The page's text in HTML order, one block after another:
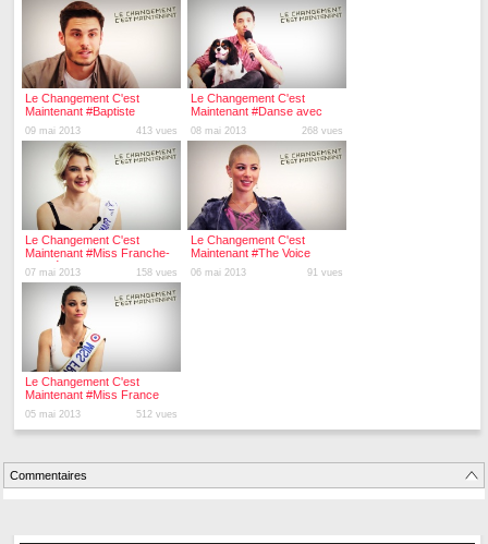
Le Changement C'est
Maintenant #Baptiste
Giabiconi et Matt Marvane
09 mai 2013 413 vues
Le Changement C'est
Maintenant #Danse avec
Les Stars
08 mai 2013 268 vues
Le Changement C'est
Maintenant #Miss Franche-
Comté
07 mai 2013 158 vues
Le Changement C'est
Maintenant #The Voice
06 mai 2013 91 vues
Le Changement C'est
Maintenant #Miss France
2013
05 mai 2013 512 vues
Commentaires